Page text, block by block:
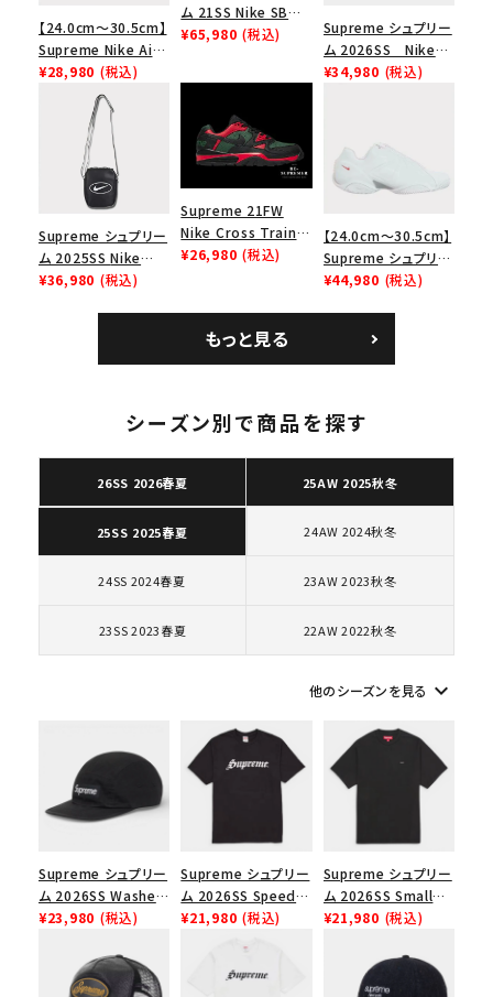
2026SS 2025AW 2025SS
Tシャツ・ロングスリーブ
ショルダー・ウエストバッグ
ボックスロゴ ブラックスウェット
カテゴリーから探す
コラボレーションブランドから探す
価格から探す
在庫のない商品を表示する
絞り込んで検索する
【24.0cm～30.5cm】
Supreme Nike Air
Force 1 Low シュプ
リーム ナイキエアフォ
ース１スニーカー シ
ューズ ホワイト
¥28,980 (税込)
ム 21SS Nike SB
Dunk Low ナイキSB
¥65,980 (税込)
Supreme シュプリー
ム 2026SS Nike
SB Air Max 2 CB 94
¥34,980 (税込)
Supreme シュプリー
ム 2025SS Nike
Leather Shoulder
¥36,980 (税込)
Supreme 21FW
Nike Cross Trainer
Low ナイキクロスト
¥26,980 (税込)
【24.0cm～30.5cm】
Supreme シュプリー
ム 2023AW Nike
カー ホワイト 白
¥44,980 (税込)
もっと見る
シーズン別で商品を探す
26SS 2026春夏 25AW 2025秋冬
25SS 2025春夏 24AW 2024秋冬
24SS 2024春夏 23AW 2023秋冬
23SS 2023春夏 22AW 2022秋冬
他のシーズンを見る keyboard_arrow_down
Supreme シュプリー
ム 2026SS Washed
Chino Twill Camp
ノツイル キャンプキャ
ップ ブラック
¥23,980 (税込)
Supreme シュプリー
ム 2026SS Speed
Tee スピードTシャツ
¥21,980 (税込)
Supreme シュプリー
ム 2026SS Small
Box Tee スモールボ
¥21,980 (税込)